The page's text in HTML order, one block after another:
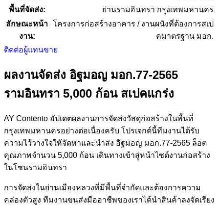
พื้นที่จัดส่ง:
ย่านรามอินทรา กรุงเทพมหานคร
ลักษณะหน้า
งาน:
โครงการก่อสร้างอาคาร / งานผนังที่ต้องการสเป
คมาตรฐาน มอก.
ติดต่อผู้แทนขาย
ผลงานจัดส่ง อิฐมอญ มอก.77-2565
รามอินทรา 5,000 ก้อน สเปคแกร่ง
AY Contento อัปเดตผลงานการจัดส่งวัสดุก่อสร้างในพื้นที่
กรุงเทพมหานครอย่างต่อเนื่องครับ โปรเจกต์นี้ทีมงานได้รับ
ความไว้วางใจให้จัดหาและนำส่ง อิฐมอญ มอก.77-2565 ล็อต
คุณภาพจำนวน 5,000 ก้อน เดินทางเข้าสู่หน้าไซต์งานก่อสร้าง
ในโซนรามอินทรา
การจัดส่งในย่านเมืองหลวงที่มีพื้นที่จำกัดและต้องการความ
คล่องตัวสูง ทีมงานขนส่งมืออาชีพของเราได้นำสินค้าลงจัดเรียง